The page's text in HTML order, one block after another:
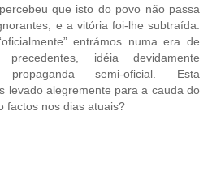
que isto do povo não passa
e a vitória foi-lhe subtraída.
entrámos numa era de
precedentes, idéia devidamente
semi-oficial. Esta
levado alegremente para a cauda do
factos nos dias atuais?